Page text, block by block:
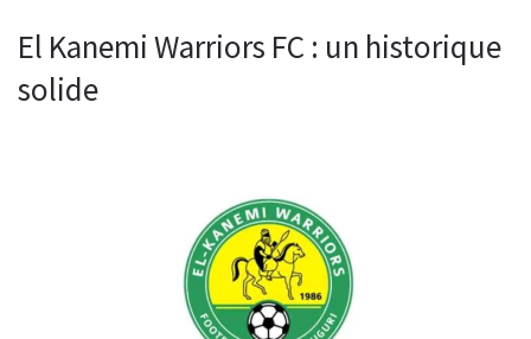
El Kanemi Warriors FC : un historique
solide